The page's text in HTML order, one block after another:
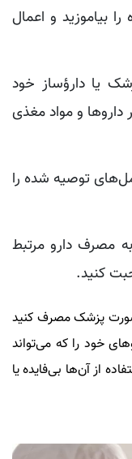
بیاموزید و اعمال
یا دارؤساز خود
و مواد مغذی
توصیه شده را
مصرف دارو مرتبط
کنید.
پزشک مصرف کنید
خود را که می‌تواند
از آن‌ها بی‌فایده یا